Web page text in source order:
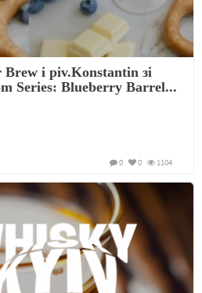
і piv.Konstantin зі
Series: Blueberry Barrel...
1104
0
0